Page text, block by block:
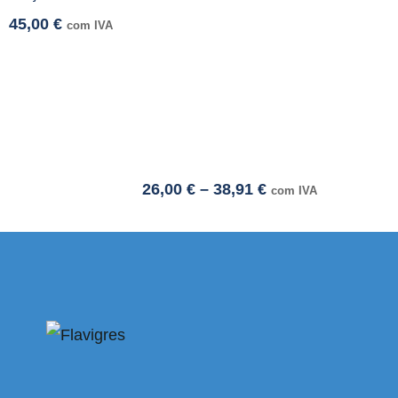
45,00 € com IVA
26,00 € – 38,91 € com IVA